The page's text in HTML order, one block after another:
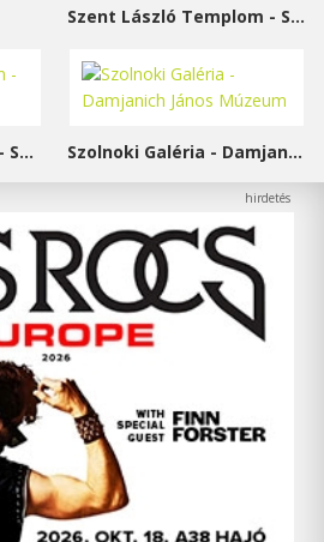
Szent László Templom - Sárvár
Református templom - Salgótarján Szolnoki Galéria - Damjanich János Múzeum